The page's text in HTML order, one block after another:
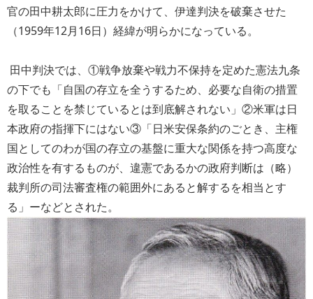
官の田中耕太郎に圧力をかけて、伊達判決を破棄させた
（1959年12月16日）経緯が明らかになっている。
田中判決では、①戦争放棄や戦力不保持を定めた憲法九条
の下でも「自国の存立を全うするため、必要な自衛の措置
を取ることを禁じているとは到底解されない」②米軍は日
本政府の指揮下にはない③「日米安保条約のごとき、主権
国としてのわが国の存立の基盤に重大な関係を持つ高度な
政治性を有するものが、違憲であるかの政府判断は（略）
裁判所の司法審査権の範囲外にあると解するを相当とす
る」ーなどとされた。